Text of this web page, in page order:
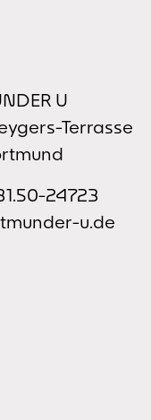
U
Terrasse
24723
u.de